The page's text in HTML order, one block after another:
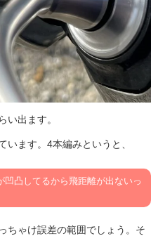
い出ます。
います。4本編みというと、
凹凸してるから飛距離が出ないっ
ちゃけ誤差の範囲でしょう。そ